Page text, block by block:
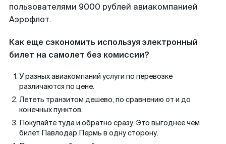
пользователями 9000 рублей авиакомпанией
Аэрофлот.
Как еще сэкономить используя электронный
билет на самолет без комиссии?
У разных авиакомпаний услуги по перевозке
различаются по цене.
Лететь транзитом дешево, по сравнению от и до
конечных пунктов.
Покупайте туда и обратно сразу. Это выгоднее чем
билет Павлодар Пермь в одну сторону.